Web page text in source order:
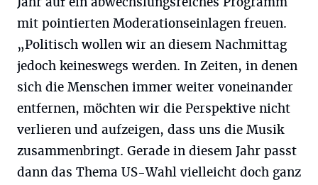
mit pointierten Moderationseinlagen freuen.
„Politisch wollen wir an diesem Nachmittag
jedoch keineswegs werden. In Zeiten, in denen
sich die Menschen immer weiter voneinander
entfernen, möchten wir die Perspektive nicht
verlieren und aufzeigen, dass uns die Musik
zusammenbringt. Gerade in diesem Jahr passt
dann das Thema US-Wahl vielleicht doch ganz